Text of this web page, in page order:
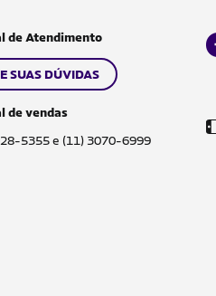
de Atendimento
SUAS DÚVIDAS
de vendas
5355 e (11) 3070-6999